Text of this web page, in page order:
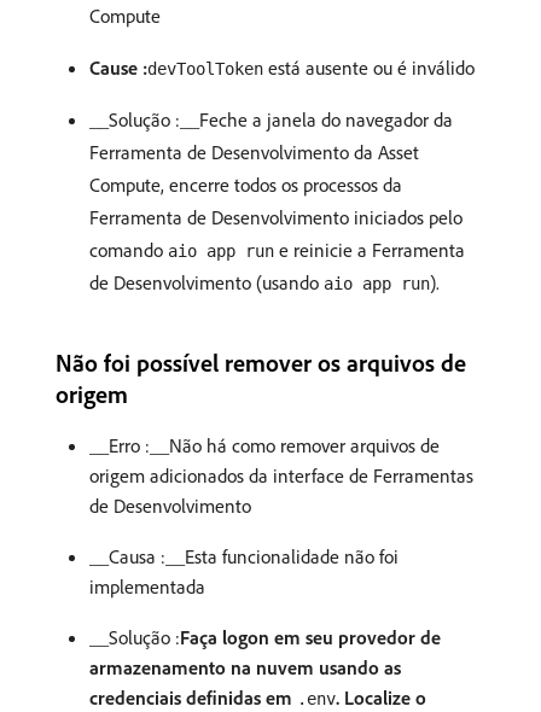
Compute
Cause :devToolToken está ausente ou é inválido
__Solução :__Feche a janela do navegador da
Ferramenta de Desenvolvimento da Asset
Compute, encerre todos os processos da
Ferramenta de Desenvolvimento iniciados pelo
comando aio app run e reinicie a Ferramenta
de Desenvolvimento (usando aio app run).
Não foi possível remover os arquivos de
origem
__Erro :__Não há como remover arquivos de
origem adicionados da interface de Ferramentas
de Desenvolvimento
__Causa :__Esta funcionalidade não foi
implementada
__Solução :Faça logon em seu provedor de
armazenamento na nuvem usando as
credenciais definidas em .env. Localize o